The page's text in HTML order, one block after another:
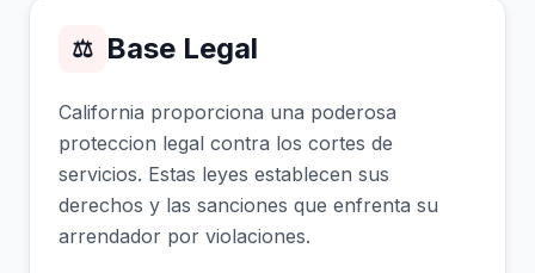
⚖ Base Legal
California proporciona una poderosa
proteccion legal contra los cortes de
servicios. Estas leyes establecen sus
derechos y las sanciones que enfrenta su
arrendador por violaciones.